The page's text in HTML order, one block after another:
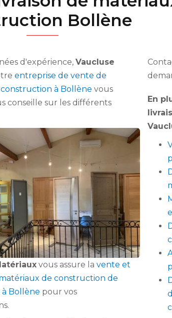
Bollène
d'expérience, Vaucluse
entreprise de vente de
à Bollène vous
conseille sur les différents
vous assure la vente et
matériaux de construction de
Bollène pour vos
En